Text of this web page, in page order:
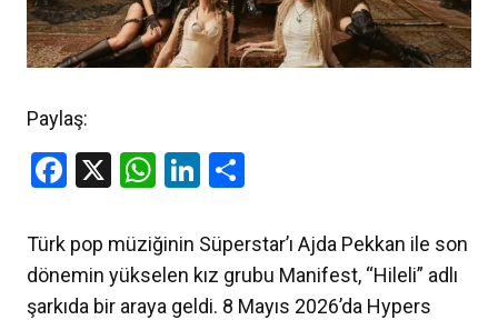
Paylaş:
Facebook
X WhatsApp
LinkedIn
Türk pop müziğinin Süperstar’ı Ajda Pekkan ile son
dönemin yükselen kız grubu Manifest, “Hileli” adlı
şarkıda bir araya geldi. 8 Mayıs 2026’da Hypers